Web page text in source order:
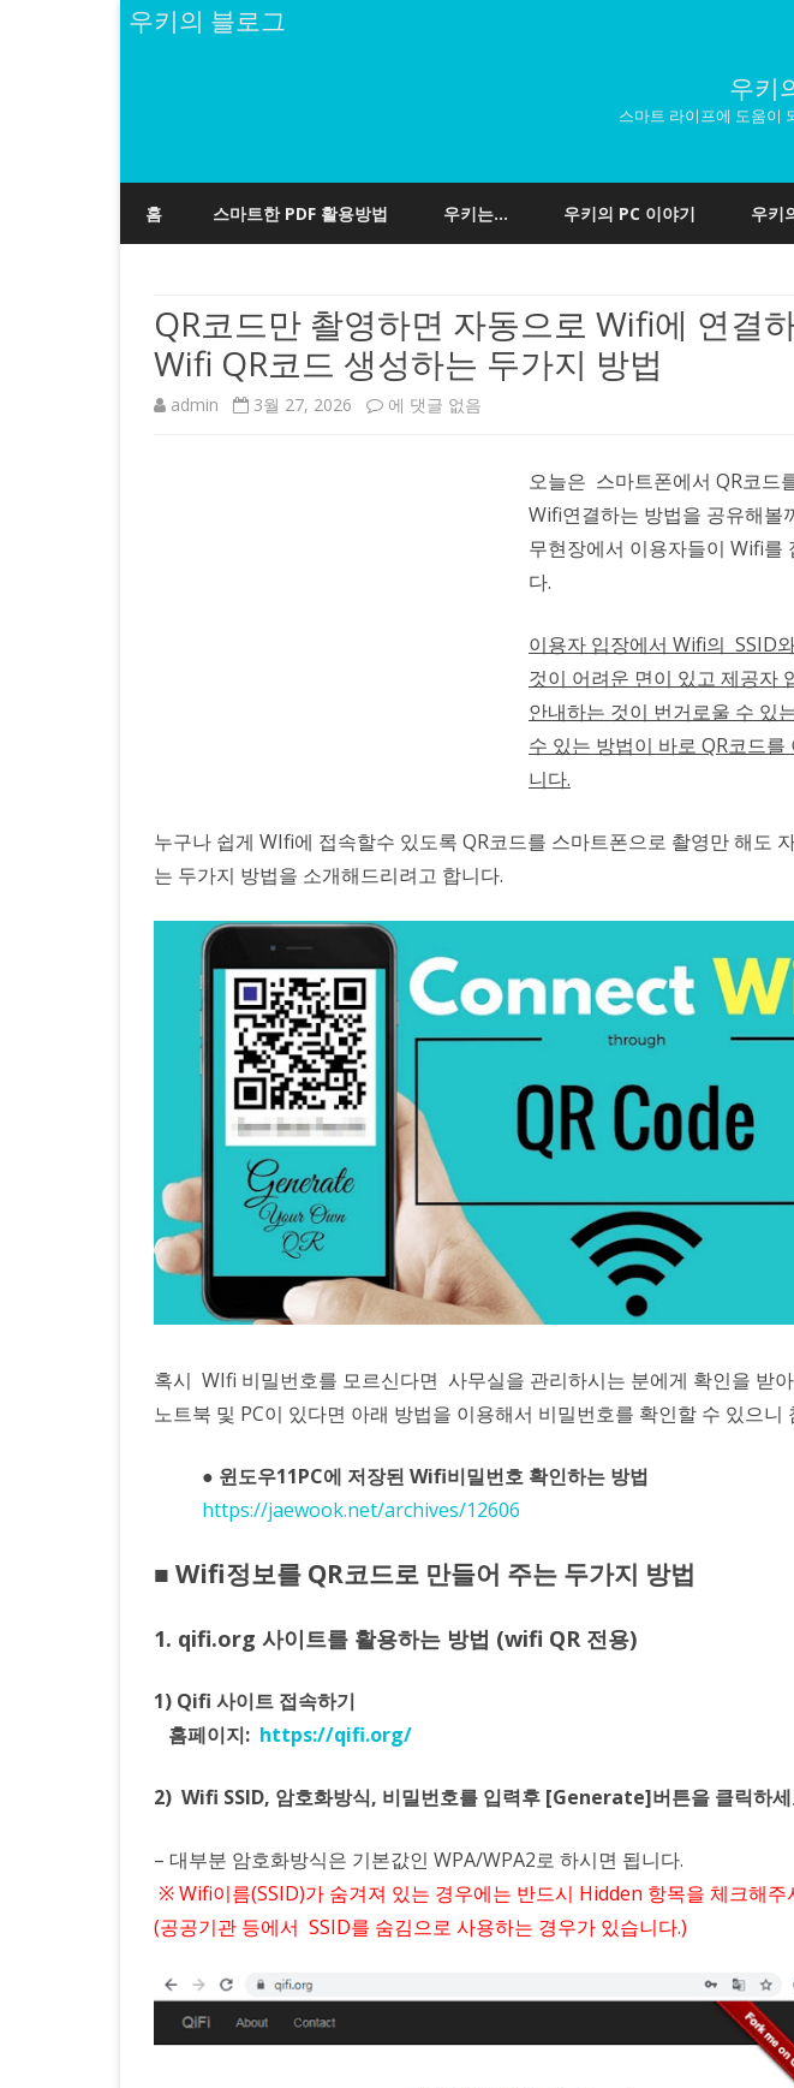
우키의 블로그
우키
스마트 라이프에 도움이
홈 스마트한 PDF 활용방법 우키는… 우키의 PC 이야기 우키
QR코드만 촬영하면 자동으로 Wifi에 연결
Wifi QR코드 생성하는 두가지 방법
admin 3월 27, 2026
QR
로
에
게
하
는
법
–
Wifi
QR
성
가
지
법
에 댓글 없음
오늘은 스마트폰에서 QR코드
Wifi연결하는 방법을 공유해볼
무현장에서 이용자들이 Wifi를
다.
이용자 입장에서 Wifi의 SSID
것이 어려운 면이 있고 제공자
안내하는 것이 번거로울 수 있
수 있는 방법이 바로 QR코드
니다.
누구나 쉽게 WIfi에 접속할수 있도록 QR코드를 스마트폰으로 촬영만 해도
는 두가지 방법을 소개해드리려고 합니다.
혹시 WIfi 비밀번호를 모르신다면 사무실을 관리하시는 분에게 확인을 받
노트북 및 PC이 있다면 아래 방법을 이용해서 비밀번호를 확인할 수 있으니
● 윈도우11PC에 저장된 Wifi비밀번호 확인하는 방법
https://jaewook.net/archives/12606
■ Wifi정보를 QR코드로 만들어 주는 두가지 방법
1. qifi.org 사이트를 활용하는 방법 (wifi QR 전용)
1) Qifi 사이트 접속하기
홈페이지: https://qifi.org/
2) Wifi SSID, 암호화방식, 비밀번호를 입력후 [Generate]버튼을 클릭하
– 대부분 암호화방식은 기본값인 WPA/WPA2로 하시면 됩니다.
※ Wifi이름(SSID)가 숨겨져 있는 경우에는 반드시 Hidden 항목을 체크해주
(공공기관 등에서 SSID를 숨김으로 사용하는 경우가 있습니다.)